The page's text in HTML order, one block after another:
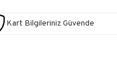
Kart Bilgileriniz Güvende